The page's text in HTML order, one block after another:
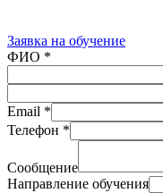
Заявка на обучение
ФИО *
Email *
Телефон *
Сообщение
Направление обучения